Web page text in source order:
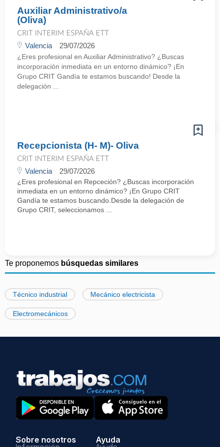
Auxiliar Administrativo/a
(Oliva)
CRIT INTERIM ESPAÑA ETT
Valencia 29/07/2026
¿Eres profesional en Auxiliar Administrativo? ¿Buscas
incorporación inmediata en un entorno dinámico? ¡En
Grupo CRIT Gandía te estamos buscando! Desde la
delegación ...
Recepcionista (H- M)- Oliva
CRIT INTERIM ESPAÑA ETT
Valencia 29/07/2026
¿Eres profesional en Repceción? ¿Buscas incorporación
inmediata en un entorno dinámico? ¡En Grupo CRIT
Gandía te estamos buscando.Desde la delegación de
Grupo CRIT, seleccionamos ...
Te proponemos búsquedas similares
Técnico industrial Mecánico electricista
Electromecánicos
Sobre nosotros Ayuda